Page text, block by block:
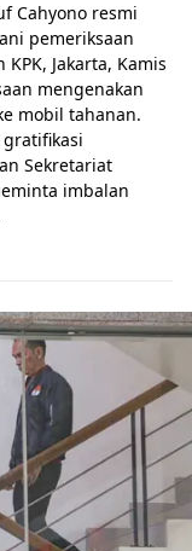
Cahyono resmi
pemeriksaan
Jakarta, Kamis
mengenakan
mobil tahanan.
Sekretariat
imbalan